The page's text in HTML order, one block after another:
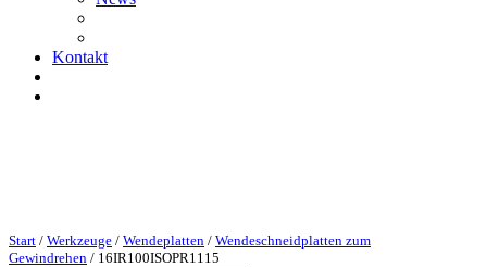
Kontakt
Start / Werkzeuge / Wendeplatten / Wendeschneidplatten zum
Gewindrehen / 16IR100ISOPR1115